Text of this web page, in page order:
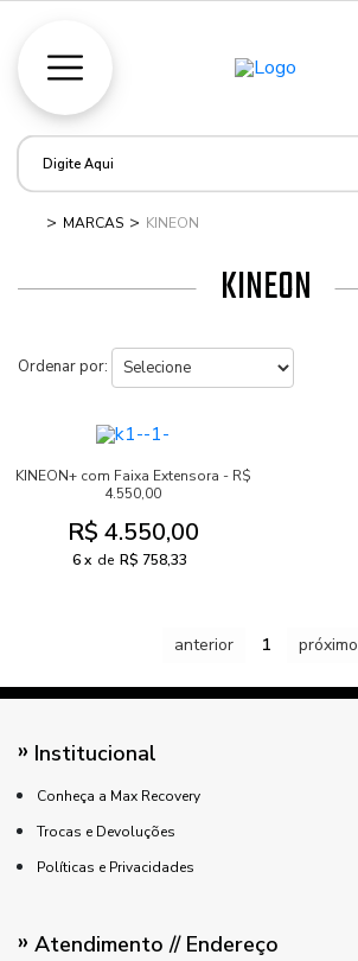
MARCAS KINEON
KINEON
Ordenar por:
KINEON+ com Faixa Extensora - R$
4.550,00
R$ 4.550,00
6 de R$ 758,33
anterior 1 próximo
Institucional
Conheça a Max Recovery
Trocas e Devoluções
Políticas e Privacidades
Atendimento // Endereço